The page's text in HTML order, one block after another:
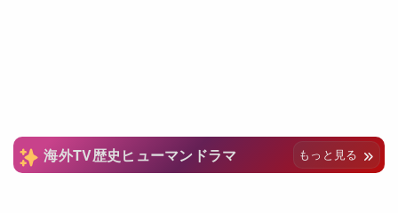
海外TV歴史ヒューマンドラマ もっと見る